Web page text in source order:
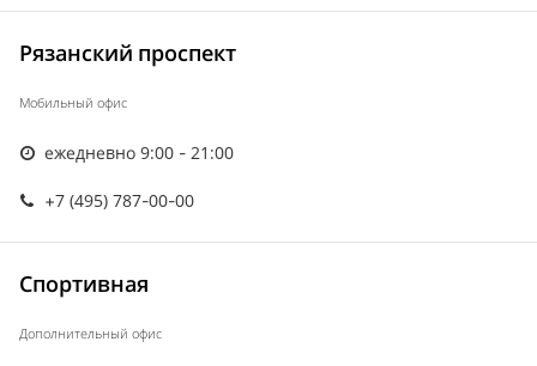
Рязанский проспект
Мобильный офис
ежедневно 9:00 - 21:00
+7 (495) 787-00-00
Спортивная
Дополнительный офис